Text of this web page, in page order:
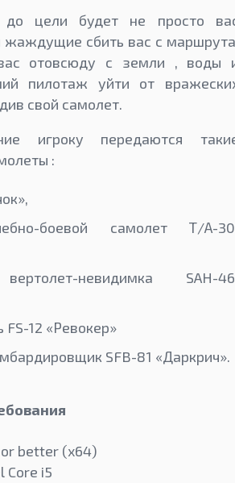
до цели будет не просто
жаждущие сбить вас с
отовсюду с земли , воды
пилотаж уйти от
свой самолет.
игроку передаются
:
боевой самолет Т/А-30
невидимка SAH-46
FS-12 «Ревокер»
SFB-81 «Даркрич».
better (х64)
Core i5